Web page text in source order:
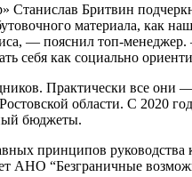
Бритвин
материала, как
— пояснил топ-
себя как социально
Практически все
области. С 2020
бюджеты.
принципов
АНО “Безграничные